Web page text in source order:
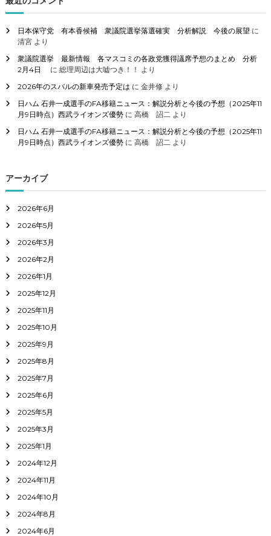
:
日本保守党 有本香候補 衆議院選挙落選確実 分析解説 今後の展望 に
清宮より
衆議院選挙 最新情報 各マスコミの各政党獲得議席予想のまとめ 分析
2月4日
に 総理周辺は大嘘つき！！
より
2026年のスバルの新車発売予定は に 金井修より
日ハム 石井一成選手のFA移籍ニュース：解説分析と今後の予想（2025年11
月9日時点）西武ライオンズ優勢に 高橋 詔二 より
日ハム 石井一成選手のFA移籍ニュース：解説分析と今後の予想（2025年11
月9日時点）西武ライオンズ優勢に 高橋 詔二 より
アーカイブ
2026年6月
2026年5月
2026年3月
2026年2月
2026年1月
2025年12月
2025年11月
2025年10月
2025年9月
2025年8月
2025年7月
2025年6月
2025年5月
2025年3月
2025年1月
2024年12月
2024年11月
2024年10月
2024年8月
2024年6月